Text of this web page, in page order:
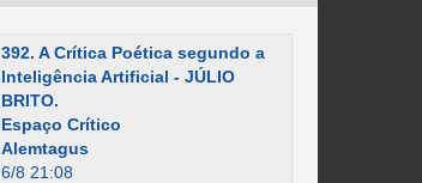
392. A Crítica Poética segundo a
Inteligência Artificial - JÚLIO
BRITO.
Espaço Crítico
Alemtagus
6/8 21:08